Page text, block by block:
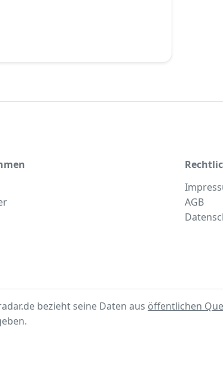
AGB
bezieht seine Daten aus öffentlichen